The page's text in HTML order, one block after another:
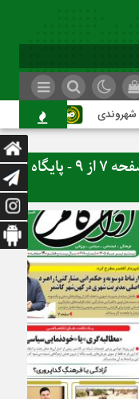
اصناف در
بایگانی‌ها آرشیو نشریات - صفحه 7 از 9 - پایگاه